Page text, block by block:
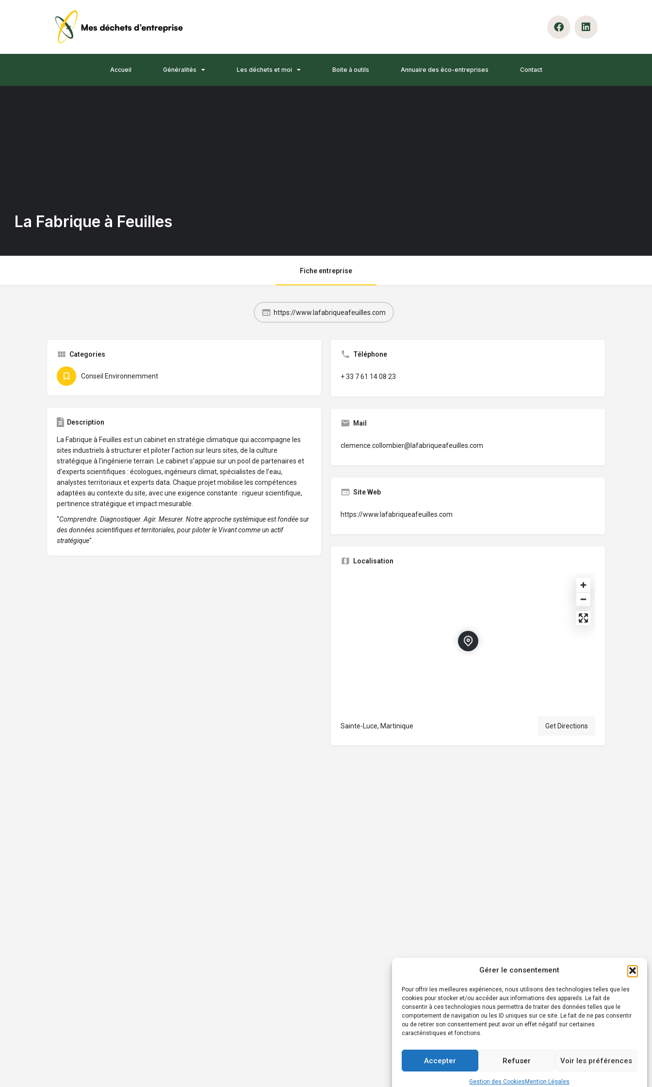
Gérer le consentement
Pour offrir les meilleures expériences, nous utilisons des technologies telles que les
cookies pour stocker et/ou accéder aux informations des appareils. Le fait de
consentir à ces technologies nous permettra de traiter des données telles que le
comportement de navigation ou les ID uniques sur ce site. Le fait de ne pas consentir
ou de retirer son consentement peut avoir un effet négatif sur certaines
caractéristiques et fonctions.
Accepter Refuser Voir les préférences
Gestion des Cookies Mention Légales
Accueil Généralités Les déchets et moi Boite à outils Annuaire des éco-entreprises Contact
La Fabrique à Feuilles
Fiche entreprise
https://www.lafabriqueafeuilles.com
Categories
Conseil Environnemment
Description
La Fabrique à Feuilles est un cabinet en stratégie climatique qui accompagne les
sites industriels à structurer et piloter l’action sur leurs sites, de la culture
stratégique à l’ingénierie terrain. Le cabinet s’appuie sur un pool de partenaires et
d’experts scientifiques : écologues, ingénieurs climat, spécialistes de l’eau,
analystes territoriaux et experts data. Chaque projet mobilise les compétences
adaptées au contexte du site, avec une exigence constante : rigueur scientifique,
pertinence stratégique et impact mesurable.
"Comprendre. Diagnostiquer. Agir. Mesurer. Notre approche systémique est fondée sur
des données scientifiques et territoriales, pour piloter le Vivant comme un actif
stratégique".
Téléphone
+ 33 7 61 14 08 23
Mail
clemence.collombier@lafabriqueafeuilles.com
Site Web
https://www.lafabriqueafeuilles.com
Localisation
Sainte-Luce, Martinique Get Directions